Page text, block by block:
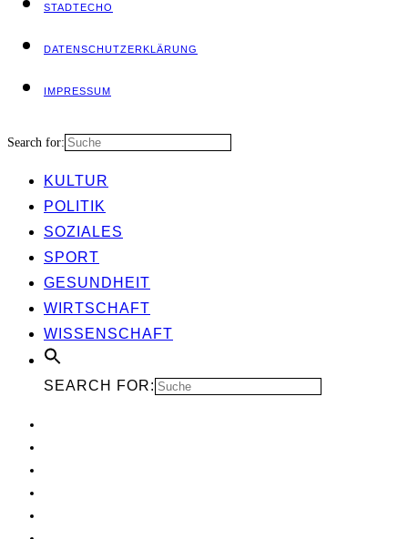
STADT­ECHO
DATEN­SCHUTZ­ER­KLÄ­RUNG
IMPRES­SUM
Search for:
KUL­TUR
POLI­TIK
SOZIA­LES
SPORT
GESUND­HEIT
WIRT­SCHAFT
WIS­SEN­SCHAFT
SEARCH FOR: